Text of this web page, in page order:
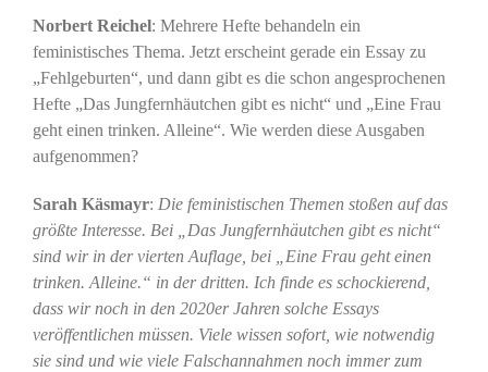
Norbert Reichel: Mehrere Hefte behandeln ein
feministisches Thema. Jetzt erscheint gerade ein Essay zu
„Fehlgeburten“, und dann gibt es die schon angesprochenen
Hefte „Das Jungfernhäutchen gibt es nicht“ und „Eine Frau
geht einen trinken. Alleine“. Wie werden diese Ausgaben
aufgenommen?
Sarah Käsmayr: Die feministischen Themen stoßen auf das
größte Interesse. Bei „Das Jungfernhäutchen gibt es nicht“
sind wir in der vierten Auflage, bei „Eine Frau geht einen
trinken. Alleine.“ in der dritten. Ich finde es schockierend,
dass wir noch in den 2020er Jahren solche Essays
veröffentlichen müssen. Viele wissen sofort, wie notwendig
sie sind und wie viele Falschannahmen noch immer zum